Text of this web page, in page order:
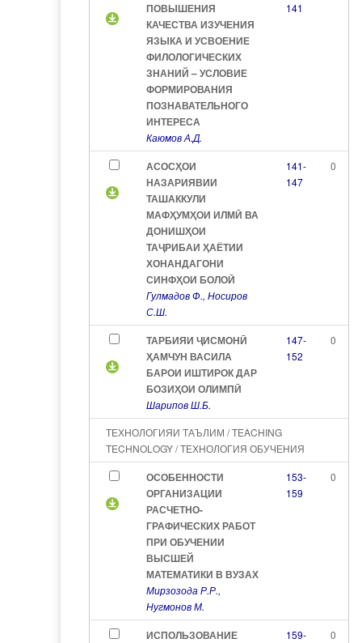
ПОВЫШЕНИЯ
КАЧЕСТВА ИЗУЧЕНИЯ
ЯЗЫКА И УСВОЕНИЕ
ФИЛОЛОГИЧЕСКИХ
ЗНАНИЙ – УСЛОВИЕ
ФОРМИРОВАНИЯ
ПОЗНАВАТЕЛЬНОГО
ИНТЕРЕСА
Каюмов А.Д.
141
АСОСҲОИ
НАЗАРИЯВИИ
ТАШАККУЛИ
МАФҲУМҲОИ ИЛМӢ ВА
ДОНИШҲОИ
ТАҶРИБАИ ҲАЁТИИ
ХОНАНДАГОНИ
СИНФҲОИ БОЛОӢ
Гулмадов Ф., Носиров
С.Ш.
141-
147
0
ТАРБИЯИ ҶИСМОНӢ
ҲАМЧУН ВАСИЛА
БАРОИ ИШТИРОК ДАР
БОЗИҲОИ ОЛИМПӢ
Шарипов Ш.Б.
147-
152
0
ТЕХНОЛОГИЯИ ТАЪЛИМ / TEACHING
TECHNOLOGY / ТЕХНОЛОГИЯ ОБУЧЕНИЯ
ОСОБЕННОСТИ
ОРГАНИЗАЦИИ
РАСЧЕТНО-
ГРАФИЧЕСКИХ РАБОТ
ПРИ ОБУЧЕНИИ
ВЫСШЕЙ
МАТЕМАТИКИ В ВУЗАХ
Мирзозода Р.Р.,
Нугмонов М.
153-
159
0
ИСПОЛЬЗОВАНИЕ
159-
0